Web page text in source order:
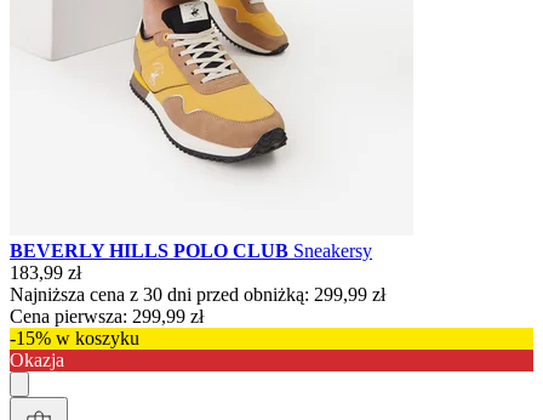
BEVERLY HILLS POLO CLUB Sneakersy
183,99 zł
Najniższa cena z 30 dni przed obniżką: 299,99 zł
Cena pierwsza: 299,99 zł
-15% w koszyku
Okazja